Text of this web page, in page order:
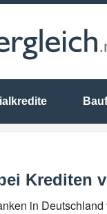
Krediten
in